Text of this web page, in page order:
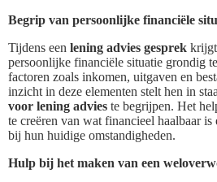
Begrip van persoonlijke financiële
Tijdens een lening advies gesprek
persoonlijke financiële situatie grondig
factoren zoals inkomen, uitgaven en
inzicht in deze elementen stelt hen in
voor lening advies te begrijpen. Het
te creëren van wat financieel haalbaar is
bij hun huidige omstandigheden.
Hulp bij het maken van een